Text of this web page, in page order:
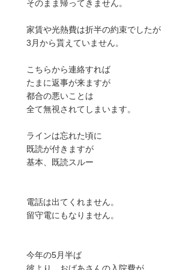
そのまま帰ってきません。
家賃や光熱費は折半の約束でしたが
3月から貰えていません。
こちらから連絡すれば
たまに返事が来ますが
都合の悪いことは
全て無視されてしまいます。
ラインは忘れた頃に
既読が付きますが
基本、既読スルー
電話は出てくれません。
留守電にもなりません。
今年の5月半ば